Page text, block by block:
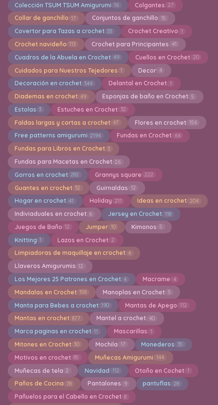
Colección TSUM TSUM Amigurumi 16 Colgantes 27
Collar de ganchillo 17 Conjuntos de ganchillo 15
Covertor para Tazas a crochet 33 Crochet Creativo 1
Crochet navideño 113 Crochet para Principantes 41
Cuadros de la Abuela en Crochet 49 Cuellos en Crochet 20
Cuidados para Nuestros Tejedores 1 Decor 4
Decoración en crochet 344 Delantal en Crochet 1
Diademas en crochet 49 Esponjas de baño en Crochet 5
Estolas 3 Estuches en Crochet 32
Faldas largas y cortas a crochet 47 Flores en crochet 156
Free patterns amigurumi 2194 Fundas en Crochet 64
Fundas para Libros en Crochet 3
Fundas para Macetas en Crochet 26
Gorros en crochet 282 Grannys square 222
Guantes en crochet 32 Guirnaldas 12
Hogar en crochet 41 Holiday 211 Ideas en crochet 204
Indiviaduales en crochet 6 Jersey en Crochet 118
Juegos de Baño 12 Jumper 10 Kimonos 5
Knitting 1 Lazos en Crochet 2
Limpiadoras de maquillaje en crochet 4
Llaveros Amigurumis 12
Los Mejores 25 Patrones en Crochet 4 Macrame 4
Mandalas en Crochet 158 Manoplas en Crochet 5
Manta para Bebes a crochet 190 Mantas de Apego 112
Mantas en crochet 877 Mantel a crochet 40
Marca paginas en crochet 11 Mascarillas 1
Mitones en Crochet 30 Mochila 17 Monederos 35
Motivos en crochet 85 Muñecas Amigurumi 144
Muñecas de tela 2 Navidad 112 Otoño en Cochet 1
Paños de Cocina 78 Pantalones 9 pantuflas 28
Pañuelos para el Cabello en Crochet 8